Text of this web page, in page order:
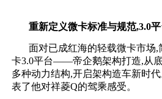
重新定义微卡标准与规范,3.0
面对已成红海的轻载微卡市场
卡3.0平台——帝企鹅架构打造,从
多种动力结构,开启架构造车新时
表了他对祥菱Q的驾乘感受。